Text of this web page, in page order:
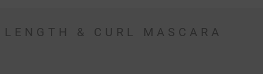
LENGTH & CURL MASCARA